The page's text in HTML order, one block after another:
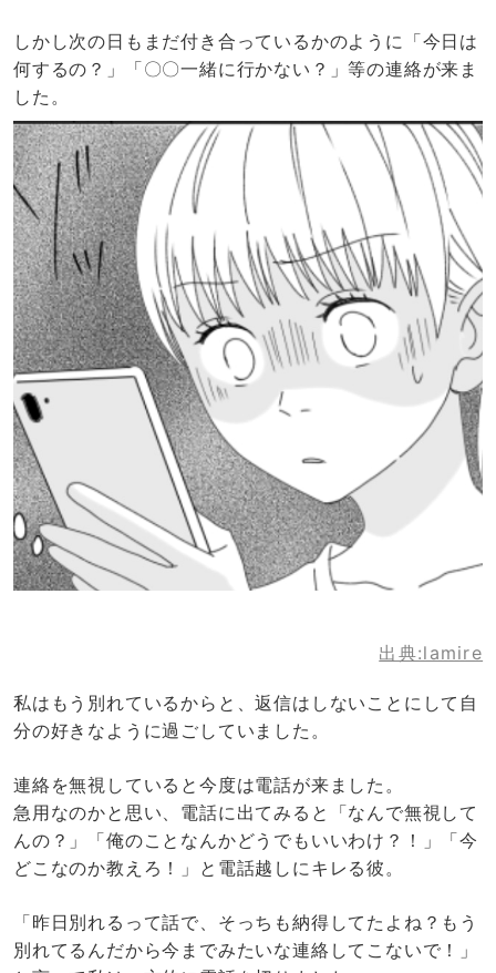
しかし次の日もまだ付き合っているかのように「今日は
何するの？」「〇〇一緒に行かない？」等の連絡が来ま
した。
出典:lamire
私はもう別れているからと、返信はしないことにして自
分の好きなように過ごしていました。
連絡を無視していると今度は電話が来ました。
急用なのかと思い、電話に出てみると「なんで無視して
んの？」「俺のことなんかどうでもいいわけ？！」「今
どこなのか教えろ！」と電話越しにキレる彼。
「昨日別れるって話で、そっちも納得してたよね？もう
別れてるんだから今までみたいな連絡してこないで！」